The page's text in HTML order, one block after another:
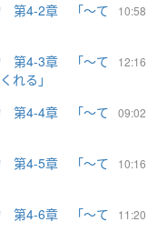
10:58
第4-2章 「～て
12:16
第4-3章 「～て
れる」
09:02
第4-4章 「～て
10:16
第4-5章 「～て
11:20
第4-6章 「～て